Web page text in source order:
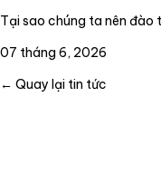
Tại sao chúng ta nên đào
07 tháng 6, 2026
← Quay lại tin tức